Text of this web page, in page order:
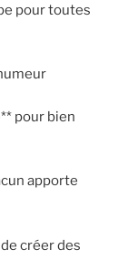
pour toutes
pour bien
apporte
créer des